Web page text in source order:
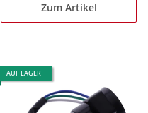
Zum Artikel
AUF LAGER